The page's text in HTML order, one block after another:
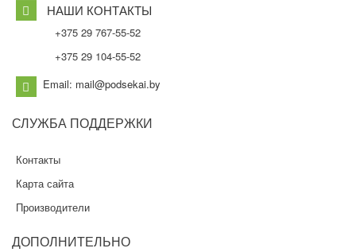
НАШИ КОНТАКТЫ
+375 29 767-55-52
+375 29 104-55-52
Email: mail@podsekai.by
СЛУЖБА ПОДДЕРЖКИ
Контакты
Карта сайта
Производители
ДОПОЛНИТЕЛЬНО